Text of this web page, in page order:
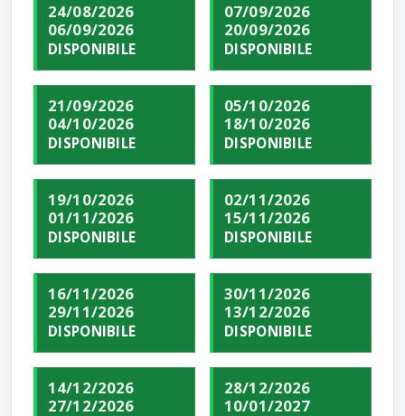
24/08/2026
06/09/2026
DISPONIBILE
07/09/2026
20/09/2026
DISPONIBILE
21/09/2026
04/10/2026
DISPONIBILE
05/10/2026
18/10/2026
DISPONIBILE
19/10/2026
01/11/2026
DISPONIBILE
02/11/2026
15/11/2026
DISPONIBILE
16/11/2026
29/11/2026
DISPONIBILE
30/11/2026
13/12/2026
DISPONIBILE
14/12/2026
27/12/2026
28/12/2026
10/01/2027